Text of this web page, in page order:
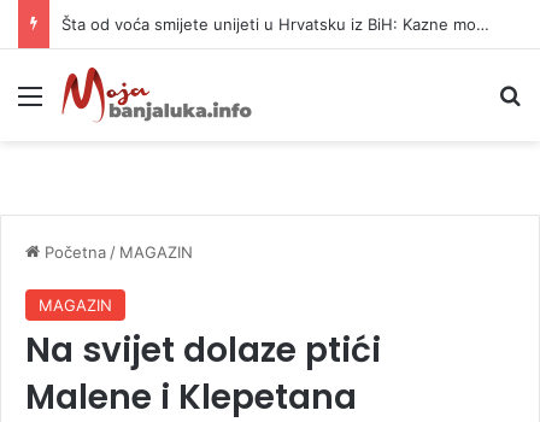
Šta od voća smijete unijeti u Hrvatsku iz BiH: Kazne mogu dostići 13.260 evra
Meni
Početna / MAGAZIN
MAGAZIN
Na svijet dolaze ptići
Malene i Klepetana